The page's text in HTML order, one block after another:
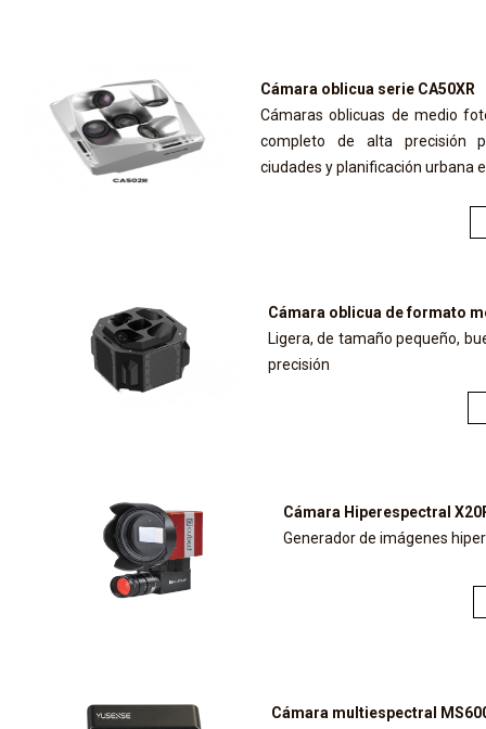
Cámara oblicua serie CA50XR
Cámaras oblicuas de medio
completo de alta precisión
ciudades y planificación urbana
Cámara Hiperespectral
Generador de imágenes
Cámara multiespectral
Cámara oblicua de formato
Ligera, de tamaño pequeño,
precisión